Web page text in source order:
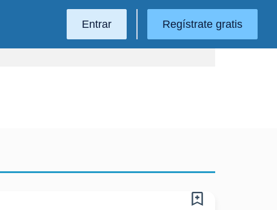
Entrar Regístrate gratis